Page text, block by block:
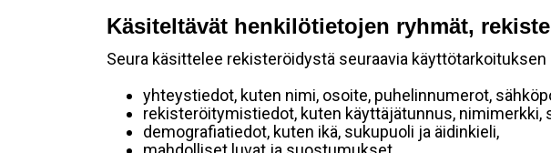
Käsiteltävät henkilötietojen ryhmät,
Seura käsittelee rekisteröidystä seuraavia
yhteystiedot, kuten nimi, osoite, puhelinnumerot,
rekisteröitymistiedot, kuten käyttäjätunnus, nimimerkki,
demografiatiedot, kuten ikä, sukupuoli ja äidinkieli,